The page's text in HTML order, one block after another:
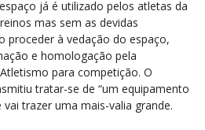
já é utilizado pelos atletas da
mas sem as devidas
proceder à vedação do espaço,
e homologação pela
para competição. O
tratar-se de “um equipamento
trazer uma mais-valia grande.